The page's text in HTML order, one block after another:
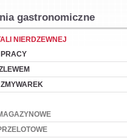
gastronomiczne
NIERDZEWNEJ